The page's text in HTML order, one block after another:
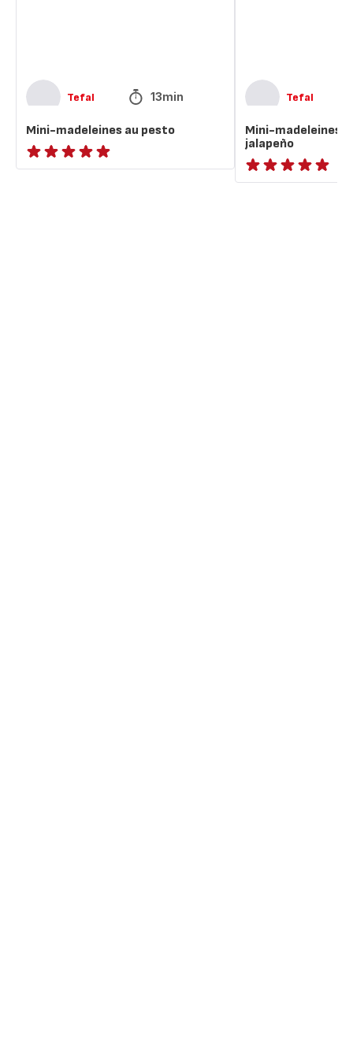
Tefal 13min
Mini-madeleines au pesto
ratings.NaN
Tefal
Mini-madeleines
jalapeño
ratings.NaN